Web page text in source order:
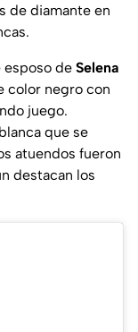
de diamante en
esposo de Selena
color negro con
juego.
que se
atuendos fueron
destacan los